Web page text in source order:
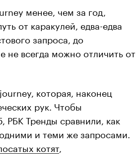
менее, чем за год,
от каракулей, едва-едва
запроса, до
всегда можно отличить от
которая, наконец
рук. Чтобы
Тренды сравнили, как
и теми же запросами.
котят,